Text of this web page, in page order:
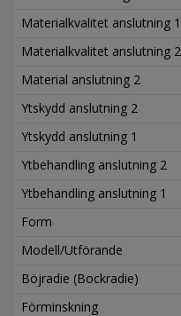
Materialkvalitet anslutning 1
Materialkvalitet anslutning 2
Material anslutning 2
Ytskydd anslutning 2
Ytskydd anslutning 1
Ytbehandling anslutning 2
Ytbehandling anslutning 1
Form
Modell/Utförande
Böjradie (Bockradie)
Förminskning